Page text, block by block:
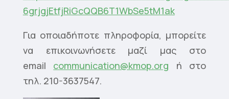
6grjgjEtfjRiGcQQB6T1WbSe5tM1ak
Για οποιαδήποτε πληροφορία, μπορείτε
να επικοινωνήσετε μαζί μας στο
email communication@kmop.org ή στο
τηλ. 210-3637547.